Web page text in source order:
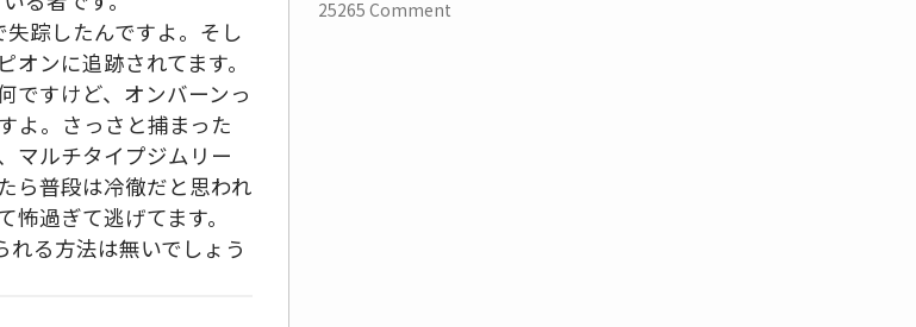
踪したんですよ。そし
ンに追跡されてます。
ですけど、オンバーンっ
よ。さっさと捕まった
マルチタイプジムリー
ら普段は冷徹だと思われ
過ぎて逃げてます。
る方法は無いでしょう
25265 Comment